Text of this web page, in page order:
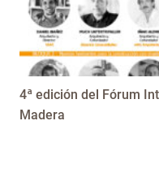
4ª edición del Fórum
Madera